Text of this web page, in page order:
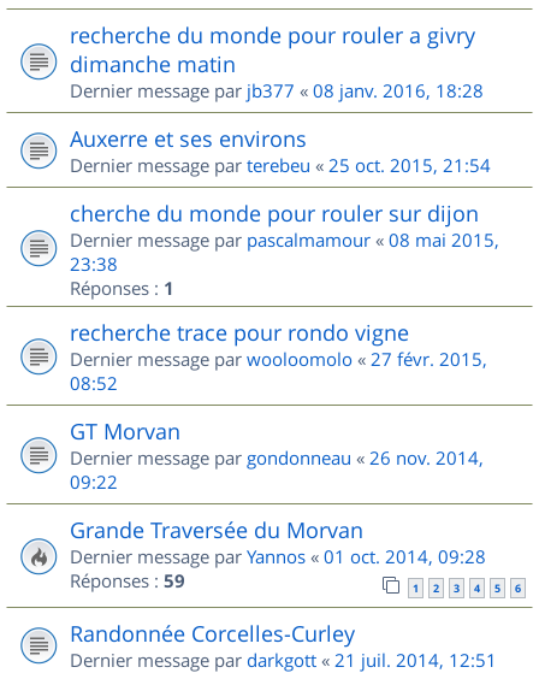
recherche du monde pour rouler a givry
dimanche matin
Dernier message par jb377 « 08 janv. 2016, 18:28
Auxerre et ses environs
Dernier message par terebeu « 25 oct. 2015, 21:54
cherche du monde pour rouler sur dijon
Dernier message par pascalmamour « 08 mai 2015,
23:38
Réponses : 1
recherche trace pour rondo vigne
Dernier message par wooloomolo « 27 févr. 2015,
08:52
GT Morvan
Dernier message par gondonneau « 26 nov. 2014,
09:22
Grande Traversée du Morvan
Dernier message par Yannos « 01 oct. 2014, 09:28
Réponses : 59 1 2 3 4 5 6
Randonnée Corcelles-Curley
Dernier message par darkgott « 21 juil. 2014, 12:51